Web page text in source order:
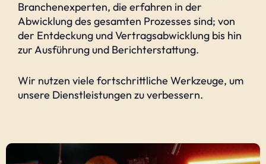
Branchenexperten, die erfahren in der
Abwicklung des gesamten Prozesses sind; von
der Entdeckung und Vertragsabwicklung bis hin
zur Ausführung und Berichterstattung.
Wir nutzen viele fortschrittliche Werkzeuge, um
unsere Dienstleistungen zu verbessern.